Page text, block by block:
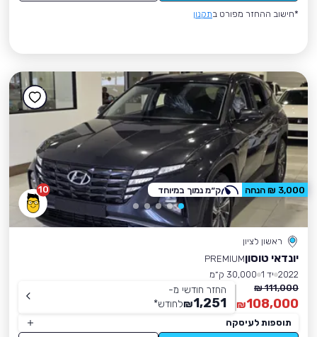
*חישוב ההחזר מפורט בתקנון
10
ראשון לציון
יונדאי טוסוןPREMIUM
2022 יד 1
30,000 ק״מ
111,000 ₪
108,000
₪
החזר חודשי מ-
1,251
₪לחודש*
תוספות לעיסקה
3,000 ₪ הנחה ק״מ נמוך במיוחד